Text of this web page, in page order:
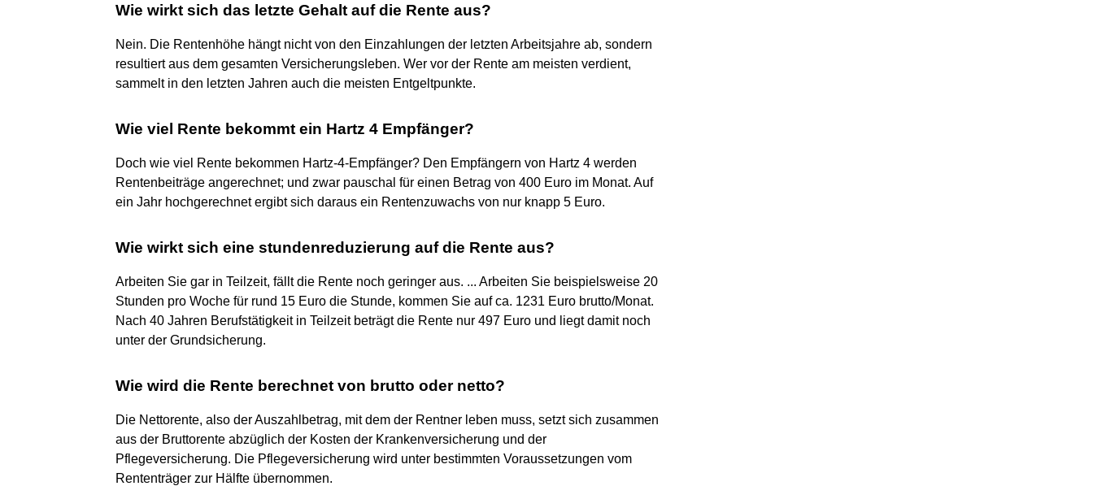
Wie wirkt sich das letzte Gehalt auf die Rente aus?
Nein. Die Rentenhöhe hängt nicht von den Einzahlungen der letzten Arbeitsjahre ab, sondern
resultiert aus dem gesamten Versicherungsleben. Wer vor der Rente am meisten verdient,
sammelt in den letzten Jahren auch die meisten Entgeltpunkte.
Wie viel Rente bekommt ein Hartz 4 Empfänger?
Doch wie viel Rente bekommen Hartz-4-Empfänger? Den Empfängern von Hartz 4 werden
Rentenbeiträge angerechnet; und zwar pauschal für einen Betrag von 400 Euro im Monat. Auf
ein Jahr hochgerechnet ergibt sich daraus ein Rentenzuwachs von nur knapp 5 Euro.
Wie wirkt sich eine stundenreduzierung auf die Rente aus?
Arbeiten Sie gar in Teilzeit, fällt die Rente noch geringer aus. ... Arbeiten Sie beispielsweise 20
Stunden pro Woche für rund 15 Euro die Stunde, kommen Sie auf ca. 1231 Euro brutto/Monat.
Nach 40 Jahren Berufstätigkeit in Teilzeit beträgt die Rente nur 497 Euro und liegt damit noch
unter der Grundsicherung.
Wie wird die Rente berechnet von brutto oder netto?
Die Nettorente, also der Auszahlbetrag, mit dem der Rentner leben muss, setzt sich zusammen
aus der Bruttorente abzüglich der Kosten der Krankenversicherung und der
Pflegeversicherung. Die Pflegeversicherung wird unter bestimmten Voraussetzungen vom
Rententräger zur Hälfte übernommen.